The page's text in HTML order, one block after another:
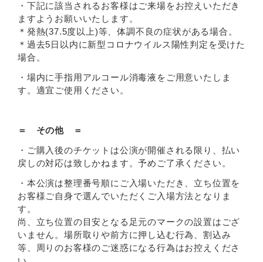
・下記に該当されるお客様はご来場をお控えいただき
ますようお願いいたします。
＊発熱(37.5度以上)等、体調不良の症状がある場合。
＊過去5日以内に新型コロナウイルス陽性判定を受けた
場合。
・場内に手指用アルコール消毒液をご用意いたしま
す。適宜ご使用ください。
＝ その他 ＝
・ご購入後のチケットは公演が開催される限り、払い
戻しの対応は致しかねます。予めご了承ください。
・本公演は整理番号順にご入場いただき、立ち位置を
お客様ご自身で選んでいただくご入場方法となりま
す。
尚、立ち位置の目安となる足元のマークの設置はござ
いません。場所取りや前方に押し込む行為、割込み
等、周りのお客様のご迷惑になる行為はお控えくださ